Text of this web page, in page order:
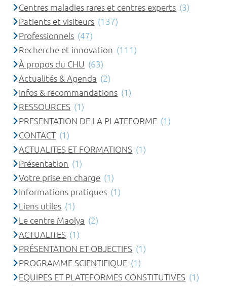
Centres maladies rares et centres experts (3)
Patients et visiteurs (137)
Professionnels (47)
Recherche et innovation (111)
À propos du CHU (63)
Actualités & Agenda (2)
Infos & recommandations (1)
RESSOURCES (1)
PRESENTATION DE LA PLATEFORME (1)
CONTACT (1)
ACTUALITES ET FORMATIONS (1)
Présentation (1)
Votre prise en charge (1)
Informations pratiques (1)
Liens utiles (1)
Le centre Maolya (2)
ACTUALITES (1)
PRÉSENTATION ET OBJECTIFS (1)
PROGRAMME SCIENTIFIQUE (1)
EQUIPES ET PLATEFORMES CONSTITUTIVES (1)